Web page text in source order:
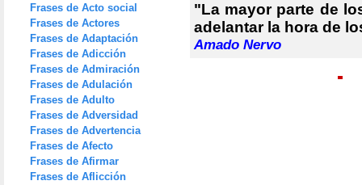
Frases de Acto social
Frases de Actores
Frases de Adaptación
Frases de Adicción
Frases de Admiración
Frases de Adulación
Frases de Adulto
Frases de Adversidad
Frases de Advertencia
Frases de Afecto
Frases de Afirmar
Frases de Aflicción
"La mayor parte de
adelantar la hora de
Amado Nervo